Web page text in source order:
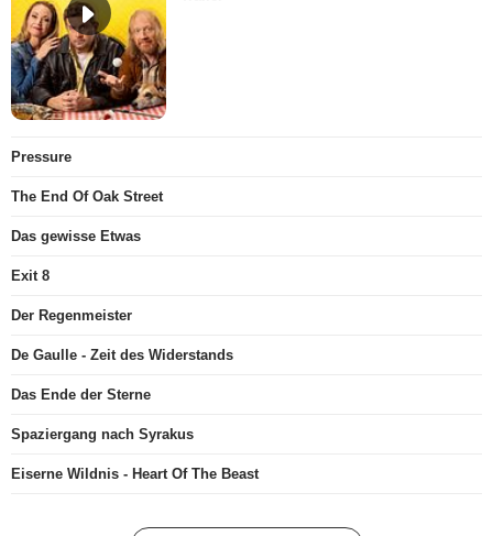
Pressure
The End Of Oak Street
Das gewisse Etwas
Exit 8
Der Regenmeister
De Gaulle - Zeit des Widerstands
Das Ende der Sterne
Spaziergang nach Syrakus
Eiserne Wildnis - Heart Of The Beast